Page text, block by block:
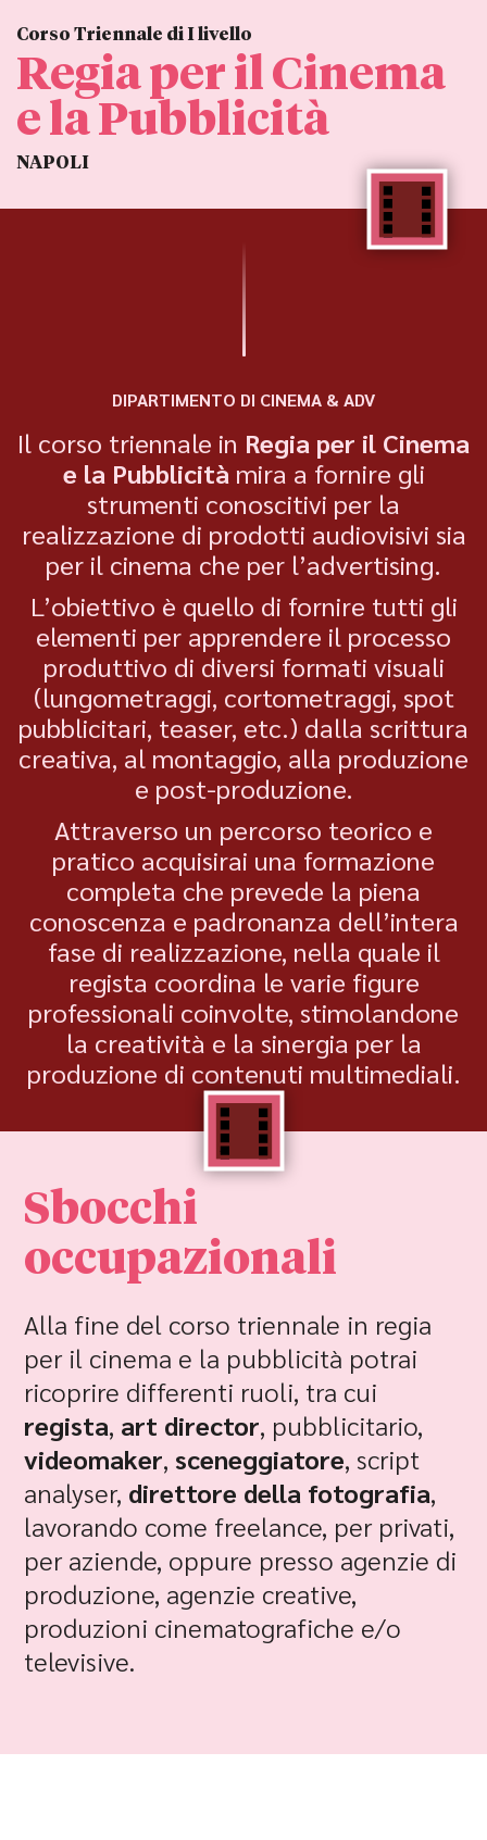
Corso Triennale di I livello
Regia per il Cinema
e la Pubblicità
NAPOLI
DIPARTIMENTO DI CINEMA & ADV
Il corso triennale in Regia per il Cinema
e la Pubblicità mira a fornire gli
strumenti conoscitivi per la
realizzazione di prodotti audiovisivi sia
per il cinema che per l’advertising.
L’obiettivo è quello di fornire tutti gli
elementi per apprendere il processo
produttivo di diversi formati visuali
(lungometraggi, cortometraggi, spot
pubblicitari, teaser, etc.) dalla scrittura
creativa, al montaggio, alla produzione
e post-produzione.
Attraverso un percorso teorico e
pratico acquisirai una formazione
completa che prevede la piena
conoscenza e padronanza dell’intera
fase di realizzazione, nella quale il
regista coordina le varie figure
professionali coinvolte, stimolandone
la creatività e la sinergia per la
produzione di contenuti multimediali.
Sbocchi
occupazionali
Alla fine del corso triennale in regia
per il cinema e la pubblicità potrai
ricoprire differenti ruoli, tra cui
regista, art director, pubblicitario,
videomaker, sceneggiatore, script
analyser, direttore della fotografia,
lavorando come freelance, per privati,
per aziende, oppure presso agenzie di
produzione, agenzie creative,
produzioni cinematografiche e/o
televisive.